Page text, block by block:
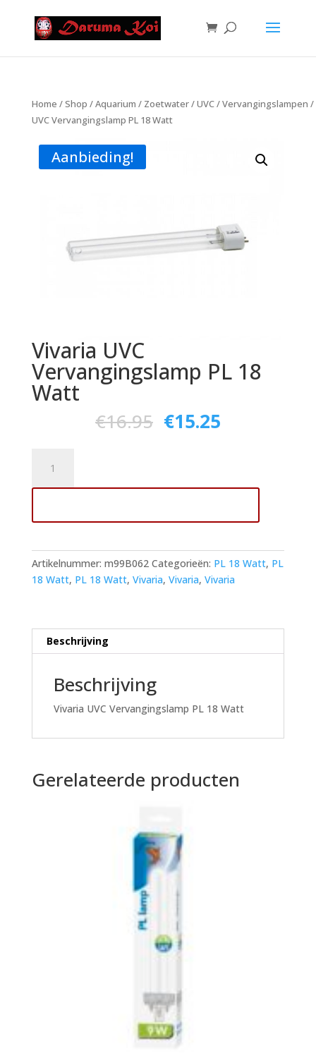
Home /Shop /Aquarium / Zoetwater/UVC/Vervangingslampen /
UVC Vervangingslamp PL 18 Watt
Aanbieding!
Vivaria UVC
Vervangingslamp PL 18
Watt
€16.95 €15.25
Vervangingslamp
18
aantal
Artikelnummer: m99B062 Categorieën: PL 18 Watt, PL
18 Watt, PL 18 Watt, Vivaria, Vivaria, Vivaria
Beschrijving
Beschrijving
Vivaria UVC Vervangingslamp PL 18 Watt
Gerelateerde producten